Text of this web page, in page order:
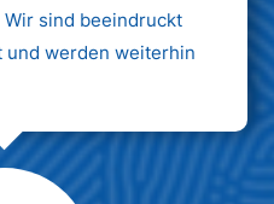
sind beeindruckt
und werden weiterhin